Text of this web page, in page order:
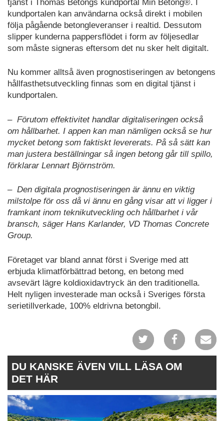
tjänst i Thomas Betongs kundportal Min Betong®. I
kundportalen kan användarna också direkt i mobilen
följa pågående betongleveranser i realtid. Dessutom
slipper kunderna pappersflödet i form av följesedlar
som måste signeras eftersom det nu sker helt digitalt.
Nu kommer alltså även prognostiseringen av betongens
hållfasthetsutveckling finnas som en digital tjänst i
kundportalen.
– Förutom effektivitet handlar digitaliseringen också
om hållbarhet. I appen kan man nämligen också se hur
mycket betong som faktiskt levererats. På så sätt kan
man justera beställningar så ingen betong går till spillo,
förklarar Lennart Björnström.
– Den digitala prognostiseringen är ännu en viktig
milstolpe för oss då vi ännu en gång visar att vi ligger i
framkant inom teknikutveckling och hållbarhet i vår
bransch, säger Hans Karlander, VD Thomas Concrete
Group.
Företaget var bland annat först i Sverige med att
erbjuda klimatförbättrad betong, en betong med
avsevärt lägre koldioxidavtryck än den traditionella.
Helt nyligen investerade man också i Sveriges första
serietillverkade, 100% eldrivna betongbil.
DU KANSKE ÄVEN VILL LÄSA OM
DET HÄR